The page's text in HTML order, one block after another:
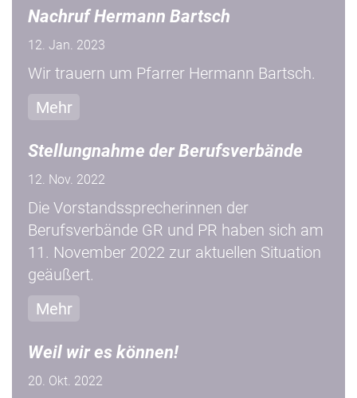
Nachruf Hermann Bartsch
12. Jan. 2023
Wir trauern um Pfarrer Hermann Bartsch.
Mehr
Stellungnahme der Berufsverbände
12. Nov. 2022
Die Vorstandssprecherinnen der
Berufsverbände GR und PR haben sich am
11. November 2022 zur aktuellen Situation
geäußert.
Mehr
Weil wir es können!
20. Okt. 2022